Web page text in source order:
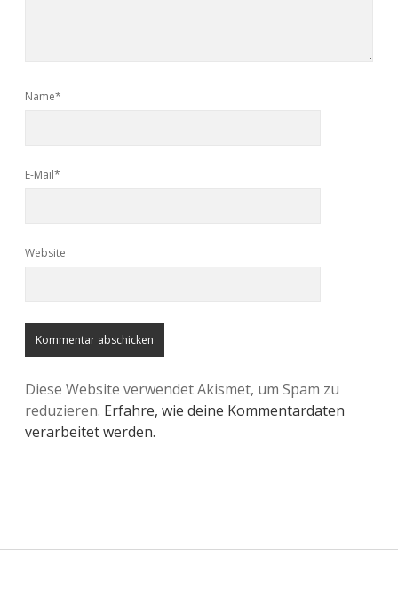
Name*
E-Mail*
Website
Diese Website verwendet Akismet, um Spam zu
reduzieren. Erfahre, wie deine Kommentardaten
verarbeitet werden.